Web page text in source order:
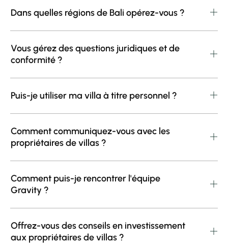
Dans quelles régions de Bali opérez-vous ?
Vous gérez des questions juridiques et de
conformité ?
Puis-je utiliser ma villa à titre personnel ?
Comment communiquez-vous avec les
propriétaires de villas ?
Comment puis-je rencontrer l'équipe
Gravity ?
Offrez-vous des conseils en investissement
aux propriétaires de villas ?